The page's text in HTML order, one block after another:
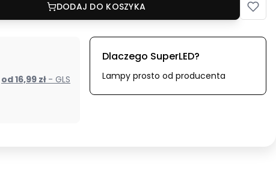
DODAJ DO KOSZYKA
od 16,99 zł - GLS
Dlaczego SuperLED?
Lampy prosto od producenta